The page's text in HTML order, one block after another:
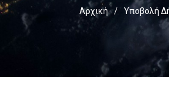
Αρχική /
Υποβολή